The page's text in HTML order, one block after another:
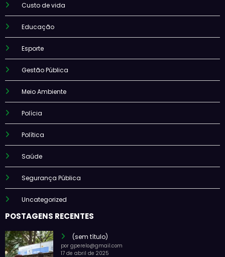
Custo de vida
Educação
Esporte
Gestão Pública
Meio Ambiente
Polícia
Política
Saúde
Segurança Pública
Uncategorized
POSTAGENS RECENTES
(sem título)
por gperelo@gmail.com
17 de abril de 2025